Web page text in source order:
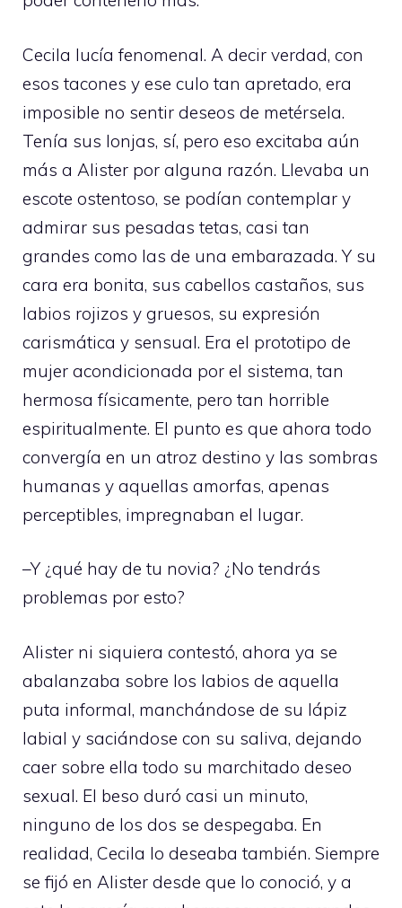
Cecila lucía fenomenal. A decir verdad, con
esos tacones y ese culo tan apretado, era
imposible no sentir deseos de metérsela.
Tenía sus lonjas, sí, pero eso excitaba aún
más a Alister por alguna razón. Llevaba un
escote ostentoso, se podían contemplar y
admirar sus pesadas tetas, casi tan
grandes como las de una embarazada. Y su
cara era bonita, sus cabellos castaños, sus
labios rojizos y gruesos, su expresión
carismática y sensual. Era el prototipo de
mujer acondicionada por el sistema, tan
hermosa físicamente, pero tan horrible
espiritualmente. El punto es que ahora todo
convergía en un atroz destino y las sombras
humanas y aquellas amorfas, apenas
perceptibles, impregnaban el lugar.
–Y ¿qué hay de tu novia? ¿No tendrás
problemas por esto?
Alister ni siquiera contestó, ahora ya se
abalanzaba sobre los labios de aquella
puta informal, manchándose de su lápiz
labial y saciándose con su saliva, dejando
caer sobre ella todo su marchitado deseo
sexual. El beso duró casi un minuto,
ninguno de los dos se despegaba. En
realidad, Cecila lo deseaba también. Siempre
se fijó en Alister desde que lo conoció, y a